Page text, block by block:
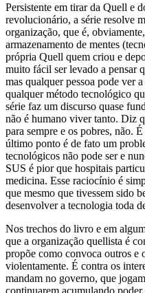
Persistente em tirar da Quell e
revolucionário, a série resolve
organização, que é,
armazenamento de mentes
própria Quell quem criou e
muito fácil ser levado a pensar
mas qualquer pessoa pode ver
qualquer método tecnológico
série faz um discurso quase
não é humano viver tanto. Diz
para sempre e os pobres, não.
último ponto é de fato um
tecnológicos não pode ser e
SUS é pior que hospitais
medicina. Esse raciocínio é
que mesmo que tivessem sido
desenvolver a tecnologia toda
Nos trechos do livro e em
que a organização quellista é
propõe como convoca outros e
violentamente. É contra os
mandam no governo, que
continuarem acumulando